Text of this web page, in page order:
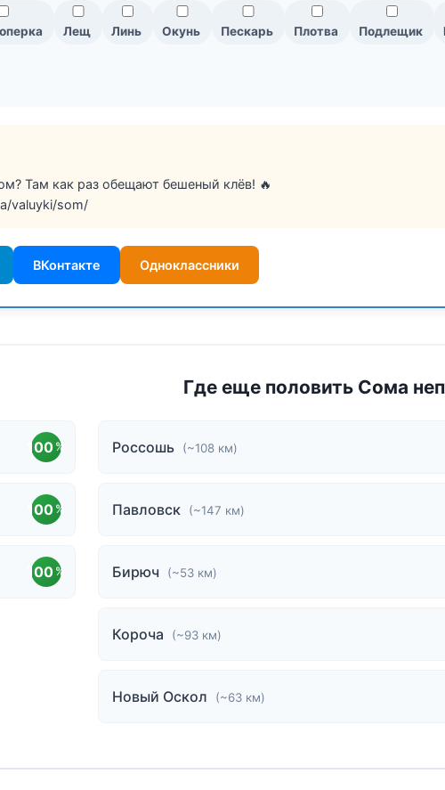
Лещ Линь Окунь Пескарь Плотва Подлещик
Там как раз обещают бешеный клёв! 🔥
valuyki/som/
ВКонтакте Одноклассники
100 %
100 %
100 %
Где еще половить Сома
Россошь (~108 км)
Павловск (~147 км)
Бирюч (~53 км)
Короча (~93 км)
Новый Оскол (~63 км)